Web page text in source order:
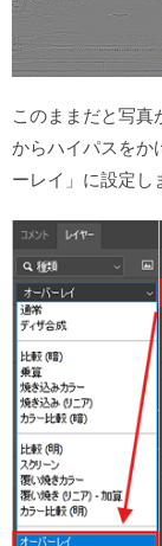
このままだと写真
からハイパスをか
ーレイ」に設定し